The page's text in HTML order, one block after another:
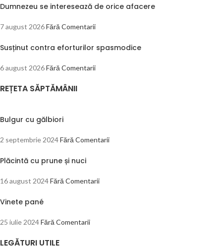
Dumnezeu se interesează de orice afacere
7 august 2026Fără Comentarii
Susținut contra eforturilor spasmodice
6 august 2026Fără Comentarii
REȚETA SĂPTĂMÂNII
Bulgur cu gălbiori
2 septembrie 2024Fără Comentarii
Plăcintă cu prune și nuci
16 august 2024Fără Comentarii
Vinete pané
25 iulie 2024Fără Comentarii
LEGĂTURI UTILE